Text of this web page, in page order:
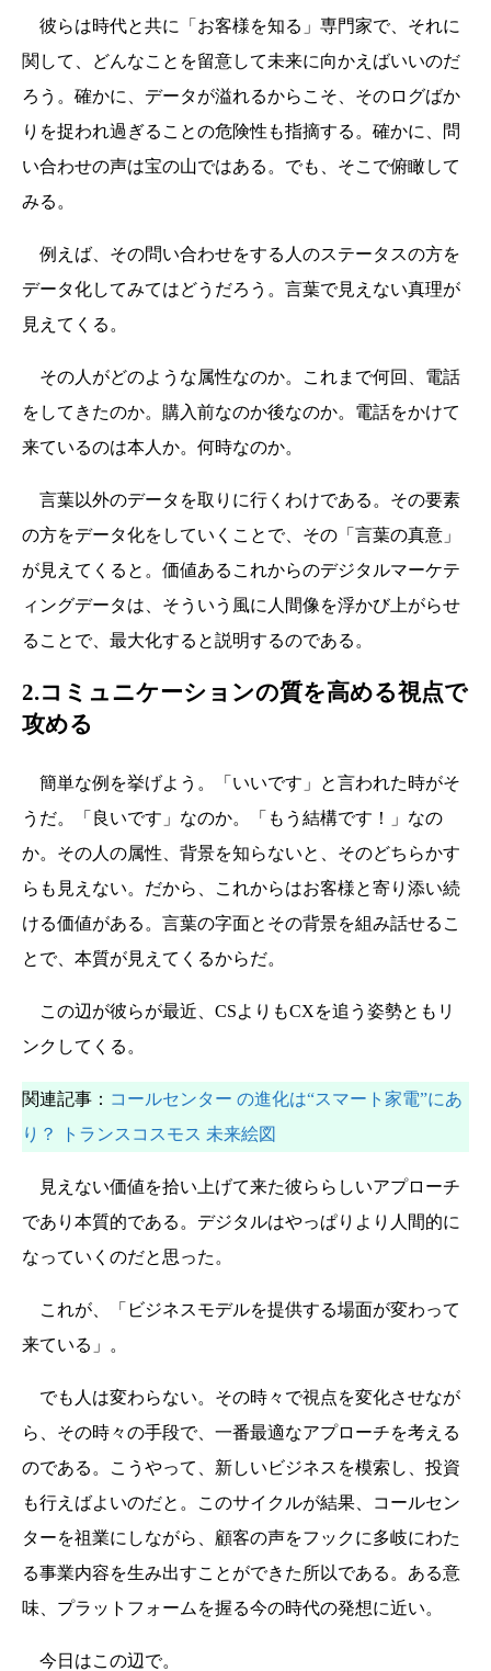
彼らは時代と共に「お客様を知る」専門家で、それに
関して、どんなことを留意して未来に向かえばいいのだ
ろう。確かに、データが溢れるからこそ、そのログばか
りを捉われ過ぎることの危険性も指摘する。確かに、問
い合わせの声は宝の山ではある。でも、そこで俯瞰して
みる。
例えば、その問い合わせをする人のステータスの方を
データ化してみてはどうだろう。言葉で見えない真理が
見えてくる。
その人がどのような属性なのか。これまで何回、電話
をしてきたのか。購入前なのか後なのか。電話をかけて
来ているのは本人か。何時なのか。
言葉以外のデータを取りに行くわけである。その要素
の方をデータ化をしていくことで、その「言葉の真意」
が見えてくると。価値あるこれからのデジタルマーケテ
ィングデータは、そういう風に人間像を浮かび上がらせ
ることで、最大化すると説明するのである。
2.コミュニケーションの質を高める視点で
攻める
簡単な例を挙げよう。「いいです」と言われた時がそ
うだ。「良いです」なのか。「もう結構です！」なの
か。その人の属性、背景を知らないと、そのどちらかす
らも見えない。だから、これからはお客様と寄り添い続
ける価値がある。言葉の字面とその背景を組み話せるこ
とで、本質が見えてくるからだ。
この辺が彼らが最近、CSよりもCXを追う姿勢ともリ
ンクしてくる。
関連記事： コールセンター の進化は“スマート家電”にあ
り？ トランスコスモス 未来絵図
見えない価値を拾い上げて来た彼ららしいアプローチ
であり本質的である。デジタルはやっぱりより人間的に
なっていくのだと思った。
これが、「ビジネスモデルを提供する場面が変わって
来ている」。
でも人は変わらない。その時々で視点を変化させなが
ら、その時々の手段で、一番最適なアプローチを考える
のである。こうやって、新しいビジネスを模索し、投資
も行えばよいのだと。このサイクルが結果、コールセン
ターを祖業にしながら、顧客の声をフックに多岐にわた
る事業内容を生み出すことができた所以である。ある意
味、プラットフォームを握る今の時代の発想に近い。
今日はこの辺で。